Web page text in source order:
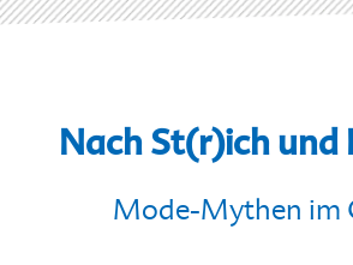
Nach St(r)ich und
Mode-Mythen im